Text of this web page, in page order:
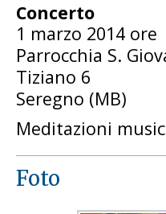
Concerto
1 marzo 2014 ore
Parrocchia S.
Tiziano 6
Seregno (MB)
Meditazioni
Foto